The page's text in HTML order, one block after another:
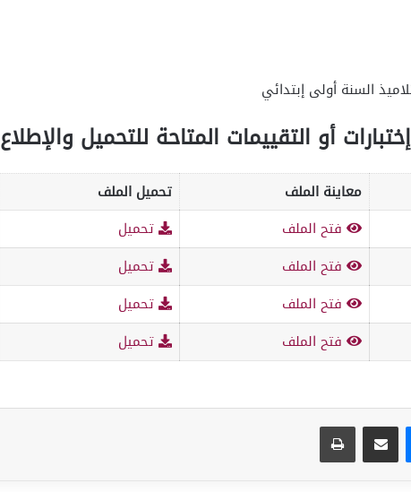
السنة أولى إبتدائي
أو التقييمات المتاحة للتحميل والإطلاع
معاينة الملف
تحميل الملف
فتح الملف
تحميل
فتح الملف
تحميل
فتح الملف
تحميل
فتح الملف تحميل